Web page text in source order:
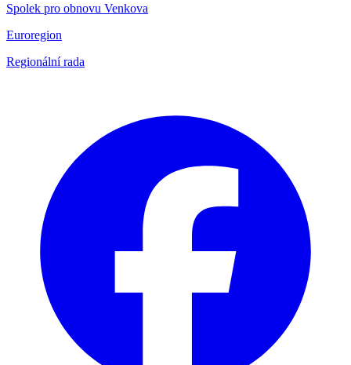
Spolek pro obnovu Venkova
Euroregion
Regionální rada